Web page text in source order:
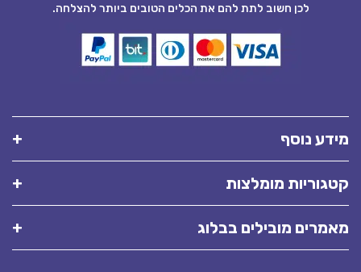
לכן חשוב לתת להם את הכלים הטובים ביותר להצלחה.
מידע נוסף
קטגוריות מומלצות
מאמרים מובילים בבלוג